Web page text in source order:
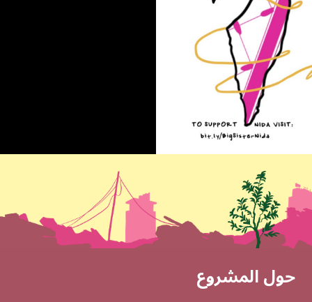
حول المشروع
Footer
Social Links